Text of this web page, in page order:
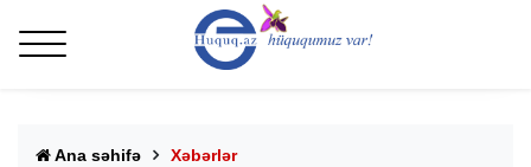
Ana səhifə Xəbərlər